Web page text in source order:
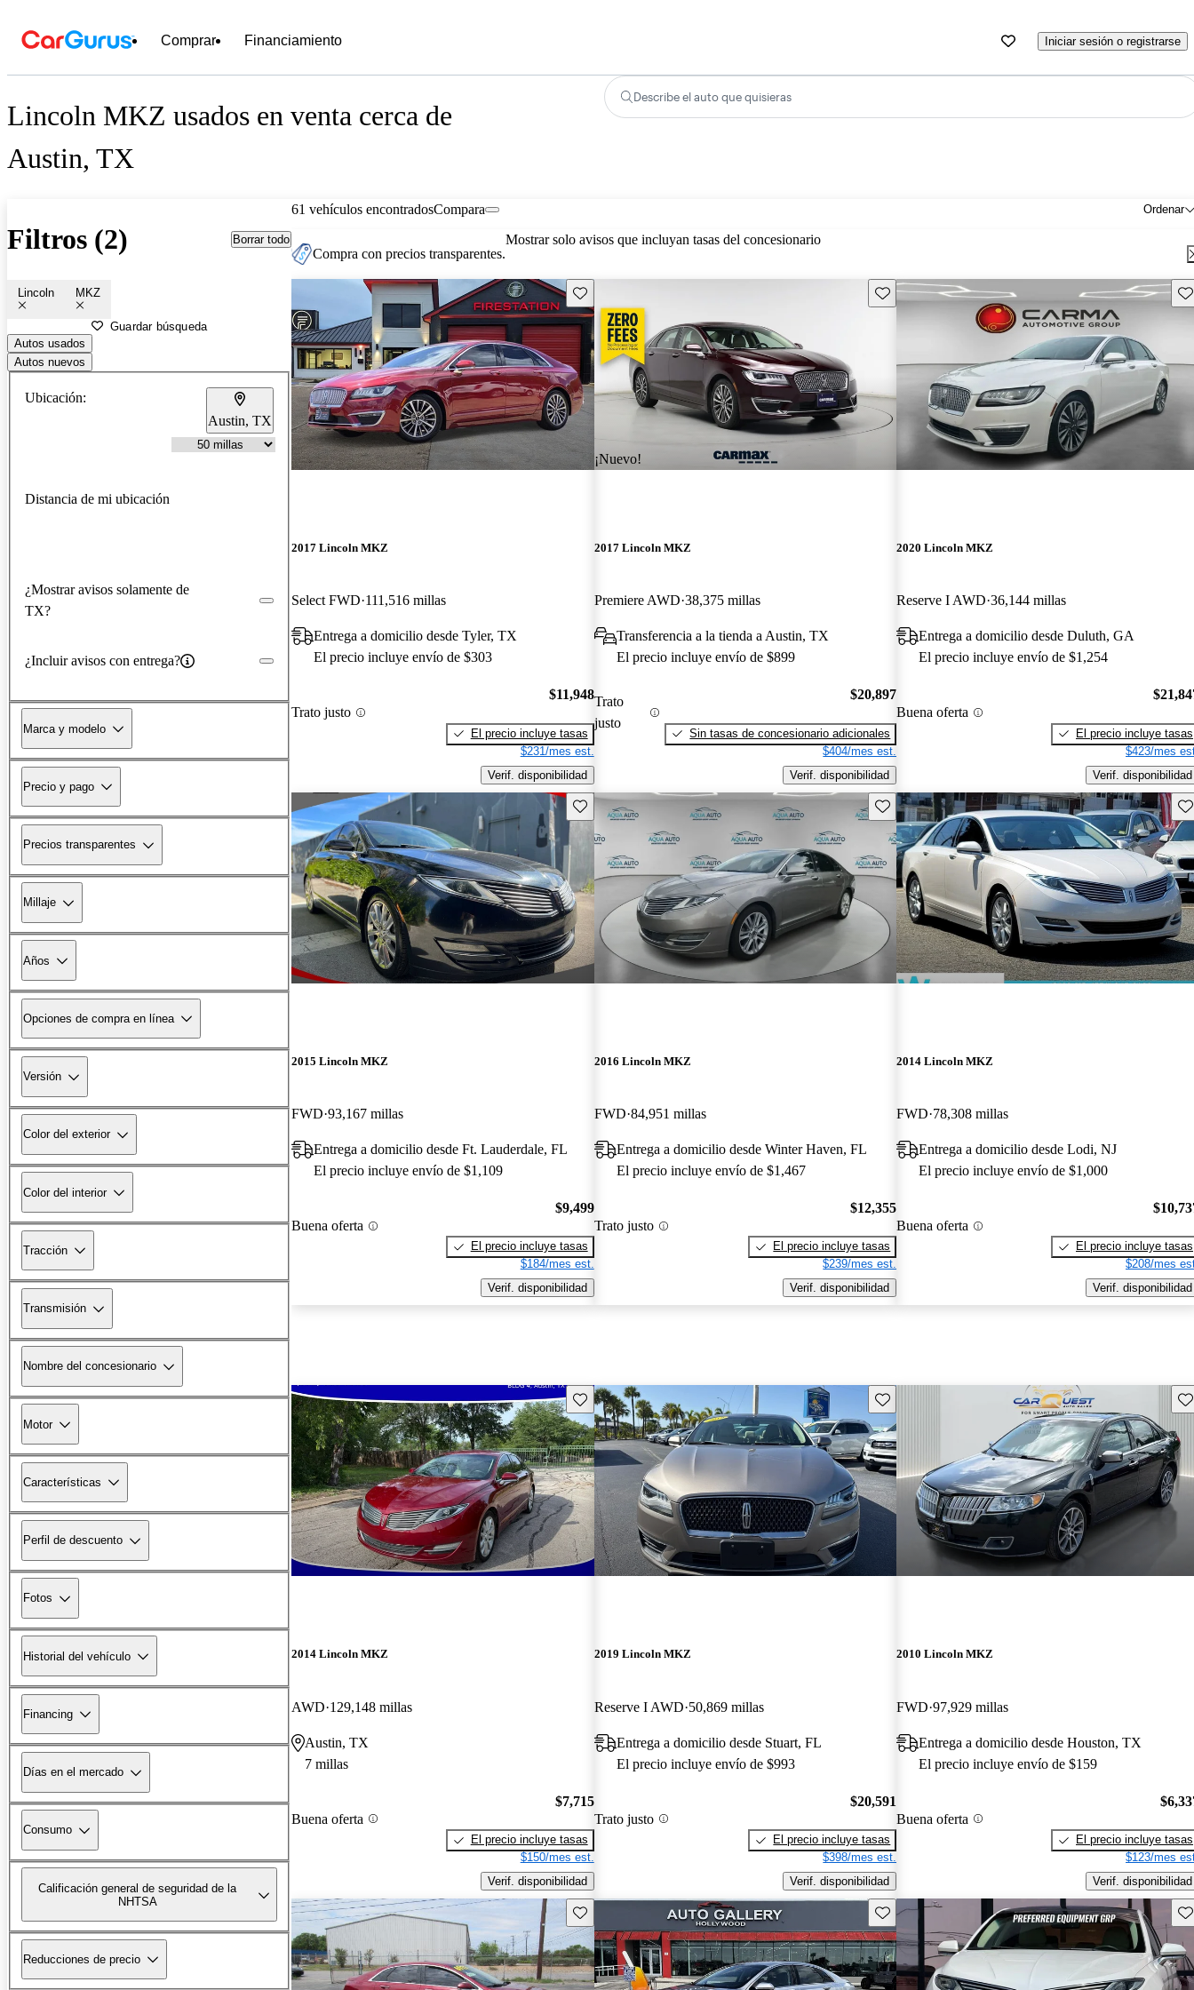
Comprar Financiamiento Iniciar sesión o registrarse
Lincoln MKZ usados en venta cerca de
Austin, TX
Describe el auto que quisieras
Filtros (2) Borrar todo
Lincoln MKZ
Guardar búsqueda
Autos usados
Autos nuevos
Ubicación:
Austin, TX
Distancia de mi ubicación
¿Mostrar avisos solamente de
TX?
¿Incluir avisos con entrega?
Marca y modelo
Precio y pago
Precios transparentes
Millaje
Años
Opciones de compra en línea
Versión
Color del exterior
Color del interior
Tracción
Transmisión
Nombre del concesionario
Motor
Características
Perfil de descuento
Fotos
Historial del vehículo
Financing
Días en el mercado
Consumo
Calificación general de seguridad de la
NHTSA
Reducciones de precio
61 vehículos encontrados Ordenar
Compara
Compra con precios transparentes.
Mostrar solo avisos que incluyan tasas del concesionario
Guarda este Aviso
2017 Lincoln MKZ
Select FWD 111,516 millas
Entrega a domicilio desde Tyler, TX
El precio incluye envío de $303
Trato justo
$11,948
El precio incluye tasas
$231/mes est.
Verif. disponibilidad
¡Nuevo!
Guarda este Aviso
2017 Lincoln MKZ
Premiere AWD 38,375 millas
Transferencia a la tienda a Austin, TX
El precio incluye envío de $899
Trato
justo
$20,897
Sin tasas de concesionario adicionales
$404/mes est.
Verif. disponibilidad
2020 Lincoln MKZ
Reserve I AWD 36,144 millas
Entrega a domicilio desde Duluth, GA
El precio incluye envío de $1,254
Buena oferta
El precio incluye tasas
$423/mes
Verif. disponibilidad
Guarda este Aviso
2015 Lincoln MKZ
FWD 93,167 millas
Entrega a domicilio desde Ft. Lauderdale, FL
El precio incluye envío de $1,109
Buena oferta
$9,499
El precio incluye tasas
$184/mes est.
Verif. disponibilidad
Guarda este Aviso
2016 Lincoln MKZ
FWD 84,951 millas
Entrega a domicilio desde Winter Haven, FL
El precio incluye envío de $1,467
Trato justo
$12,355
El precio incluye tasas
$239/mes est.
Verif. disponibilidad
2014 Lincoln MKZ
FWD 78,308 millas
Entrega a domicilio desde Lodi, NJ
El precio incluye envío de $1,000
Buena oferta
El precio incluye tasas
$208/mes
Verif. disponibilidad
Guarda este Aviso
2014 Lincoln MKZ
AWD 129,148 millas
Austin, TX
7 millas
Buena oferta
$7,715
El precio incluye tasas
$150/mes est.
Verif. disponibilidad
Guarda este Aviso
2019 Lincoln MKZ
Reserve I AWD 50,869 millas
Entrega a domicilio desde Stuart, FL
El precio incluye envío de $993
Trato justo
$20,591
El precio incluye tasas
$398/mes est.
Verif. disponibilidad
2010 Lincoln MKZ
FWD 97,929 millas
Entrega a domicilio desde Houston, TX
El precio incluye envío de $159
Buena oferta
El precio incluye tasas
$123/mes
Verif. disponibilidad
Guarda este Aviso Guarda este Aviso